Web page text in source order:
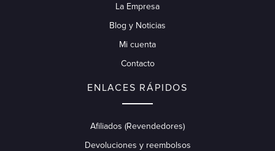
La Empresa
Blog y Noticias
Mi cuenta
Contacto
ENLACES RÁPIDOS
Afiliados (Revendedores)
Devoluciones y reembolsos